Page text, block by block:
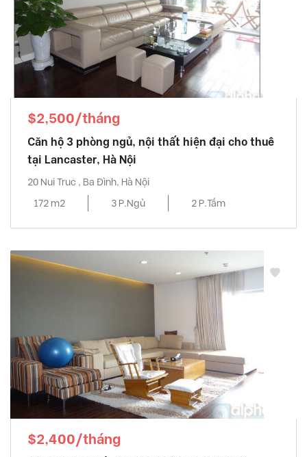
$2,500/tháng
Căn hộ 3 phòng ngủ, nội thất hiện đại cho thuê
tại Lancaster, Hà Nội
20 Nui Truc , Ba Đình, Hà Nội
172 m2
3 P.Ngủ 2 P.Tắm
$2,400/tháng